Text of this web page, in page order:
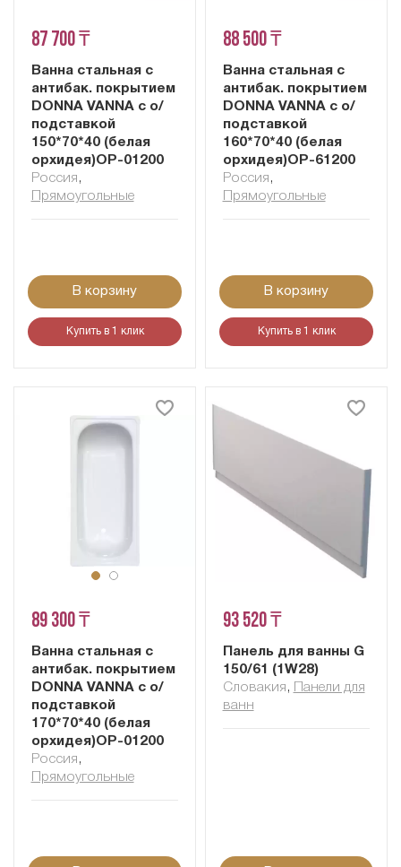
87 700 ₸
Ванна стальная с
антибак. покрытием
DONNA VANNA c о/
подставкой
150*70*40 (белая
орхидея)ОР-01200
Россия ,
Прямоугольные
В корзину
Купить в 1 клик
88 500 ₸
Ванна стальная с
антибак. покрытием
DONNA VANNA c о/
подставкой
160*70*40 (белая
орхидея)ОР-61200
Россия ,
Прямоугольные
В корзину
Купить в 1 клик
89 300 ₸
Ванна стальная с
антибак. покрытием
DONNA VANNA c о/
подставкой
170*70*40 (белая
орхидея)ОР-01200
Россия ,
Прямоугольные
93 520 ₸
Панель для ванны G
150/61 (1W28)
Словакия ,
Панели для
ванн